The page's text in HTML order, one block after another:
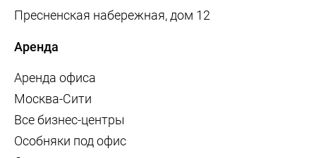
Пресненская набережная, дом 12
Аренда
Аренда офиса
Москва-Сити
Все бизнес-центры
Особняки под офис